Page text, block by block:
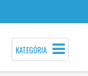
KATEGÓRIA